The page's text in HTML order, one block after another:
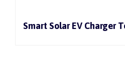
Smart Solar EV Charger